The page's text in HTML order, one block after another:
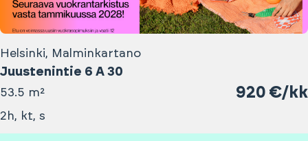
Helsinki, Malminkartano
Juustenintie 6 A 30
53.5 m² 920 €/kk
2h, kt, s